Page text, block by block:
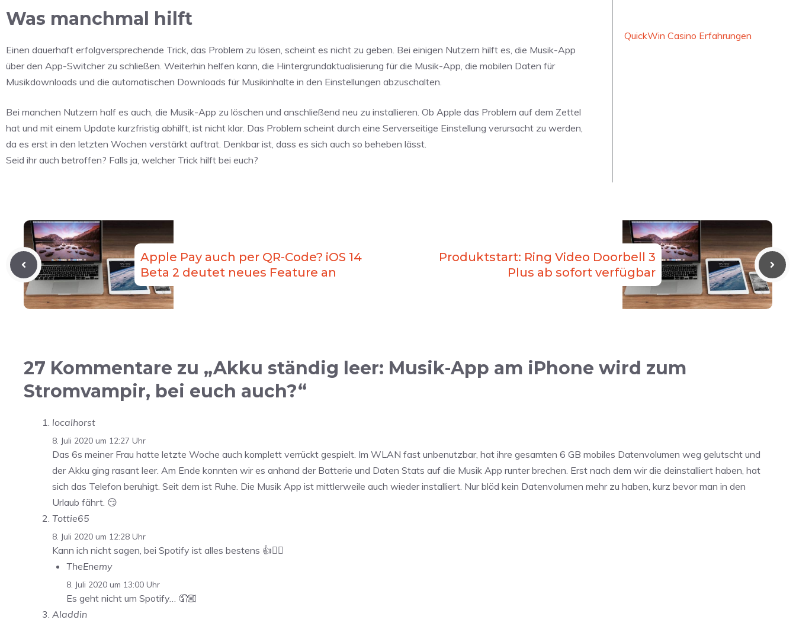
Was manchmal hilft
Einen dauerhaft erfolgversprechende Trick, das Problem zu lösen, scheint es nicht zu geben. Bei einigen Nutzern hilft es, die Musik-App
über den App-Switcher zu schließen. Weiterhin helfen kann, die Hintergrundaktualisierung für die Musik-App, die mobilen Daten für
Musikdownloads und die automatischen Downloads für Musikinhalte in den Einstellungen abzuschalten.
Bei manchen Nutzern half es auch, die Musik-App zu löschen und anschließend neu zu installieren. Ob Apple das Problem auf dem Zettel
hat und mit einem Update kurzfristig abhilft, ist nicht klar. Das Problem scheint durch eine Serverseitige Einstellung verursacht zu werden,
da es erst in den letzten Wochen verstärkt auftrat. Denkbar ist, dass es sich auch so beheben lässt.
Seid ihr auch betroffen? Falls ja, welcher Trick hilft bei euch?
QuickWin Casino Erfahrungen
Apple Pay auch per QR-Code? iOS 14
Beta 2 deutet neues Feature an
Produktstart: Ring Video Doorbell 3
Plus ab sofort verfügbar
27 Kommentare zu „Akku ständig leer: Musik-App am iPhone wird zum
Stromvampir, bei euch auch?“
localhorst
8. Juli 2020 um 12:27 Uhr
Das 6s meiner Frau hatte letzte Woche auch komplett verrückt gespielt. Im WLAN fast unbenutzbar, hat ihre gesamten 6 GB mobiles Datenvolumen weg gelutscht und
der Akku ging rasant leer. Am Ende konnten wir es anhand der Batterie und Daten Stats auf die Musik App runter brechen. Erst nach dem wir die deinstalliert haben, hat
sich das Telefon beruhigt. Seit dem ist Ruhe. Die Musik App ist mittlerweile auch wieder installiert. Nur blöd kein Datenvolumen mehr zu haben, kurz bevor man in den
Urlaub fährt. 😏
Tottie65
8. Juli 2020 um 12:28 Uhr
Kann ich nicht sagen, bei Spotify ist alles bestens 👍🤷‍♂️
TheEnemy
8. Juli 2020 um 13:00 Uhr
Es geht nicht um Spotify… 🤦🏼
Aladdin